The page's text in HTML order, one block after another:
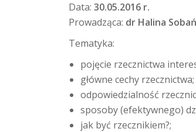
Data: 30.05.2016 r.
Prowadząca: dr Halina
Tematyka:
pojęcie rzecznictwa
główne cechy rzecznictwa;
odpowiedzialność
sposoby (efektywnego)
jak być rzecznikiem?;